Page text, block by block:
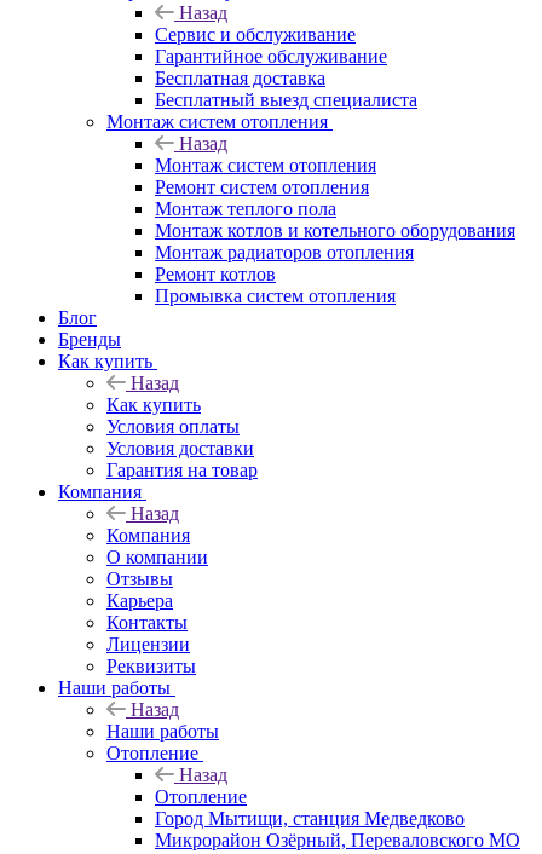
Назад
Сервис и обслуживание
Гарантийное обслуживание
Бесплатная доставка
Бесплатный выезд специалиста
Монтаж систем отопления
Назад
Монтаж систем отопления
Ремонт систем отопления
Монтаж теплого пола
Монтаж котлов и котельного оборудования
Монтаж радиаторов отопления
Ремонт котлов
Промывка систем отопления
Блог
Бренды
Как купить
Назад
Как купить
Условия оплаты
Условия доставки
Гарантия на товар
Компания
Назад
Компания
О компании
Отзывы
Карьера
Контакты
Лицензии
Реквизиты
Наши работы
Назад
Наши работы
Отопление
Назад
Отопление
Город Мытищи, станция Медведково
Микрорайон Озёрный, Переваловского МО